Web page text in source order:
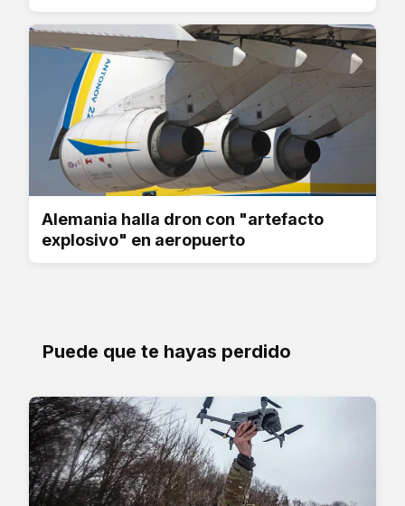
Alemania halla dron con "artefacto
explosivo" en aeropuerto
Puede que te hayas perdido